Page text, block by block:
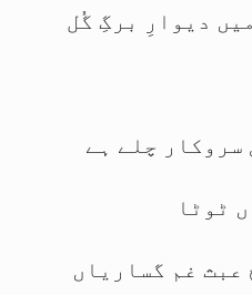
دیوارِ برگِ گُل
سروکار چلے ہے
ٹوٹا
عبث غم گساریاں